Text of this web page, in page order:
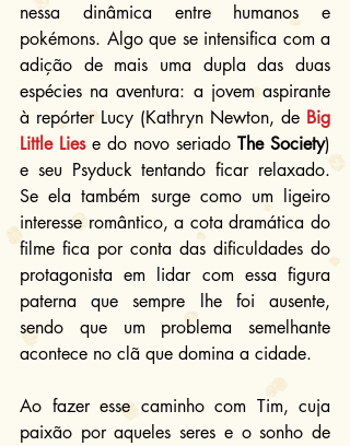
nessa dinâmica entre humanos e
pokémons. Algo que se intensifica com a
adição de mais uma dupla das duas
espécies na aventura: a jovem aspirante
à repórter Lucy (Kathryn Newton, de Big
Little Lies e do novo seriado The Society)
e seu Psyduck tentando ficar relaxado.
Se ela também surge como um ligeiro
interesse romântico, a cota dramática do
filme fica por conta das dificuldades do
protagonista em lidar com essa figura
paterna que sempre lhe foi ausente,
sendo que um problema semelhante
acontece no clã que domina a cidade.
Ao fazer esse caminho com Tim, cuja
paixão por aqueles seres e o sonho de